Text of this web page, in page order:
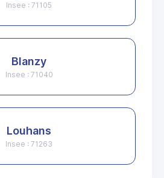
Insee : 71105
Blanzy
Insee : 71040
Louhans
Insee : 71263